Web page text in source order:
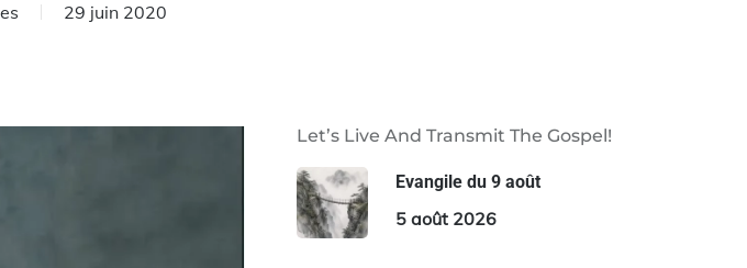
29 juin 2020
Let’s Live And Transmit The Gospel!
Evangile du 9 août
5 août 2026